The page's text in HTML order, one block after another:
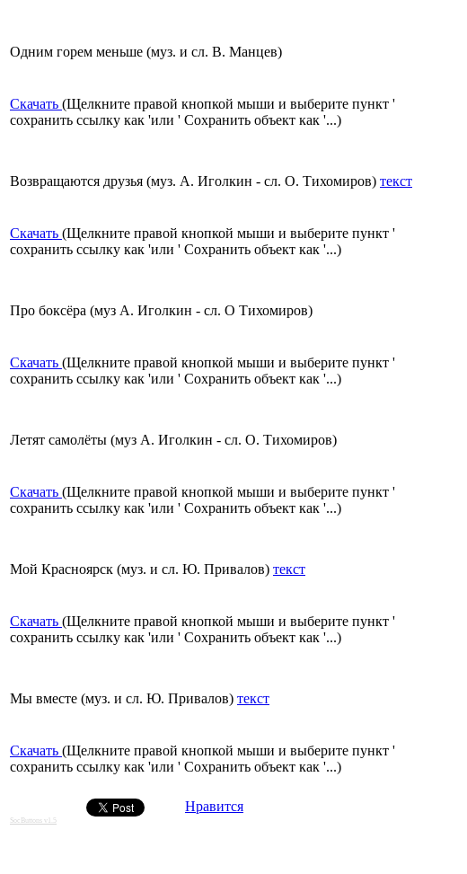
Одним горем меньше (муз. и сл. В. Манцев)
Скачать (Щелкните правой кнопкой мыши и выберите пункт '
сохранить ссылку как 'или ' Сохранить объект как '...)
Возвращаются друзья (муз. А. Иголкин - сл. О. Тихомиров) текст
Скачать (Щелкните правой кнопкой мыши и выберите пункт '
сохранить ссылку как 'или ' Сохранить объект как '...)
Про боксёра (муз А. Иголкин - сл. О Тихомиров)
Скачать (Щелкните правой кнопкой мыши и выберите пункт '
сохранить ссылку как 'или ' Сохранить объект как '...)
Летят самолёты (муз А. Иголкин - сл. О. Тихомиров)
Скачать (Щелкните правой кнопкой мыши и выберите пункт '
сохранить ссылку как 'или ' Сохранить объект как '...)
Мой Красноярск (муз. и сл. Ю. Привалов) текст
Скачать (Щелкните правой кнопкой мыши и выберите пункт '
сохранить ссылку как 'или ' Сохранить объект как '...)
Мы вместе (муз. и сл. Ю. Привалов) текст
Скачать (Щелкните правой кнопкой мыши и выберите пункт '
сохранить ссылку как 'или ' Сохранить объект как '...)
Нравится
SocButtons v1.5